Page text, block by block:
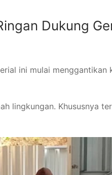
Dukung
ini mulai menggantikan
lingkungan. Khususnya